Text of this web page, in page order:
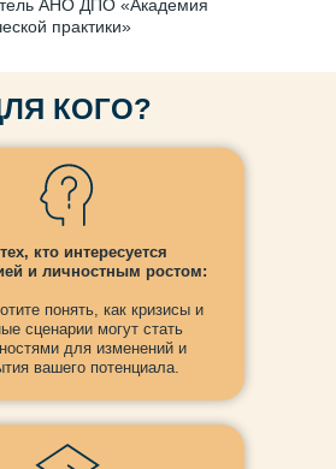
АНО ДПО «Академия
практики»
КОГО?
кто интересуется
и личностным ростом:
понять, как кризисы и
сценарии могут стать
для изменений и
вашего потенциала.